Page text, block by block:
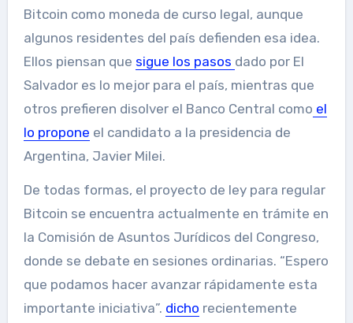
Bitcoin como moneda de curso legal, aunque
algunos residentes del país defienden esa idea.
Ellos piensan que sigue los pasos dado por El
Salvador es lo mejor para el país, mientras que
otros prefieren disolver el Banco Central como el
lo propone el candidato a la presidencia de
Argentina, Javier Milei.
De todas formas, el proyecto de ley para regular
Bitcoin se encuentra actualmente en trámite en
la Comisión de Asuntos Jurídicos del Congreso,
donde se debate en sesiones ordinarias. “Espero
que podamos hacer avanzar rápidamente esta
importante iniciativa”. dicho recientemente